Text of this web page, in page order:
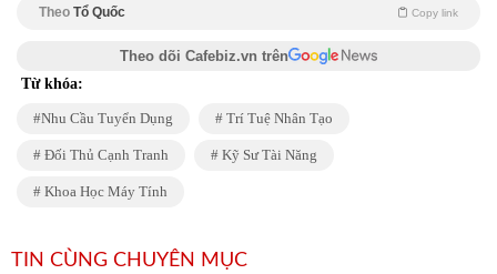
Theo Tổ Quốc Copy link
Theo dõi Cafebiz.vn trên
Từ khóa:
Nhu Cầu Tuyển Dụng Trí Tuệ Nhân Tạo
Đối Thủ Cạnh Tranh Kỹ Sư Tài Năng
Khoa Học Máy Tính
TIN CÙNG CHUYÊN MỤC